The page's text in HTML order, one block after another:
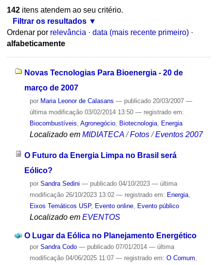
142itens atendem ao seu critério.
Filtrar os resultados
Ordenar por relevância · data (mais recente primeiro) ·
alfabeticamente
Novas Tecnologias Para Bioenergia - 20 de
março de 2007
por Maria Leonor de Calasans — publicado20/03/2007 —
última modificação03/02/2014 13:50 — registrado em:
Biocombustíveis Agronegócio, Biotecnologia, Energia
Localizado em MIDIATECA /Fotos /Eventos 2007
O Futuro da Energia Limpa no Brasil será
Eólico?
por Sandra Sedini — publicado04/10/2023 — última
modificação26/10/2023 13:02 — registrado em: Energia,
Eixos Temáticos USP, Evento online, Evento público
Localizado em EVENTOS
O Lugar da Eólica no Planejamento Energético
por Sandra Codo — publicado07/01/2014 — última
modificação04/06/2025 11:07 — registrado em: O Comum,